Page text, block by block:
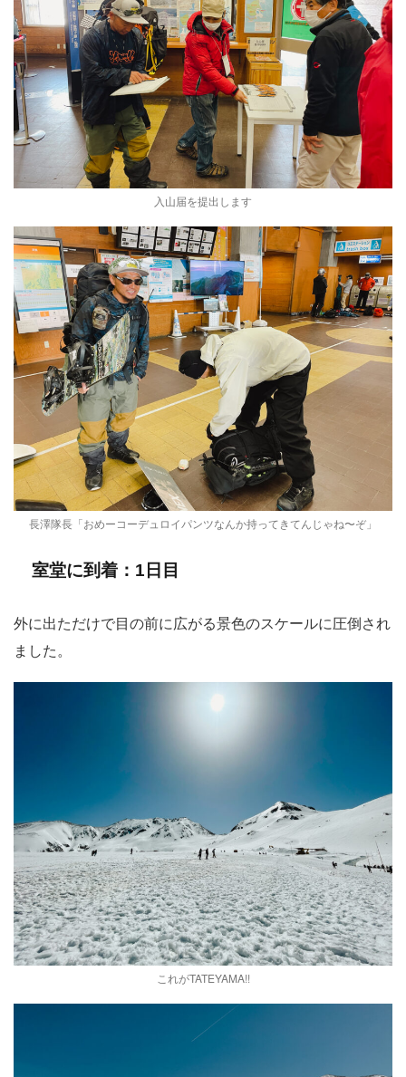
入山届を提出します
長澤隊長「おめーコーデュロイパンツなんか持ってきてんじゃね〜ぞ」
室堂に到着：1日目
外に出ただけで目の前に広がる景色のスケールに圧倒され
ました。
これがTATEYAMA!!